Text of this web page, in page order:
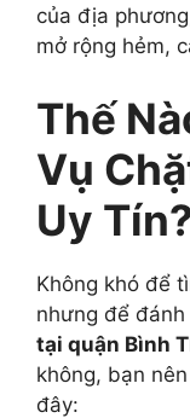
của địa
mở rộng hẻm,
Thế
Vụ
Uy Tín?
Không khó để
nhưng để đánh
tại quận Bình
không, bạn
đây: